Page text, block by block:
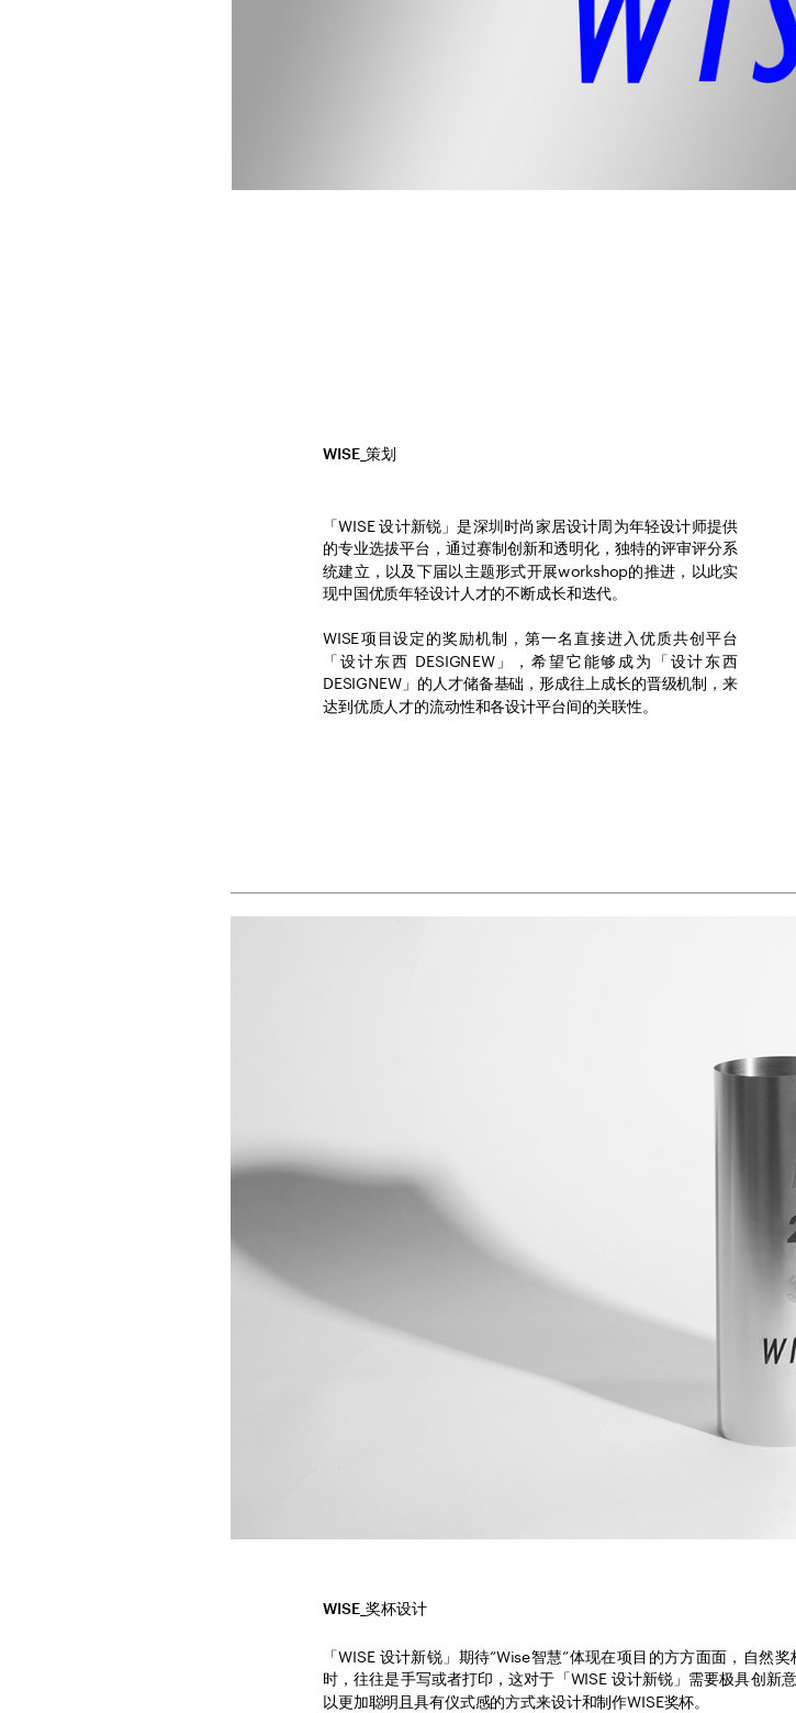
WISE_策划
「WISE 设计新锐」是深圳时尚家居设计周为年轻设计师提供
的专业选拔平台，通过赛制创新和透明化，独特的评审评分系
统建立，以及下届以主题形式开展workshop的推进，以此实
现中国优质年轻设计人才的不断成长和迭代。
WISE项目设定的奖励机制，第一名直接进入优质共创平台
「设计东西 DESIGNEW」，希望它能够成为「设计东西
DESIGNEW」的人才储备基础，形成往上成长的晋级机制，来
达到优质人才的流动性和各设计平台间的关联性。
WISE_奖杯设计
「WISE 设计新锐」期待“Wise智慧”体现在项目的方方面面，自然
时，往往是手写或者打印，这对于「WISE 设计新锐」需要极具创新
以更加聪明且具有仪式感的方式来设计和制作WISE奖杯。